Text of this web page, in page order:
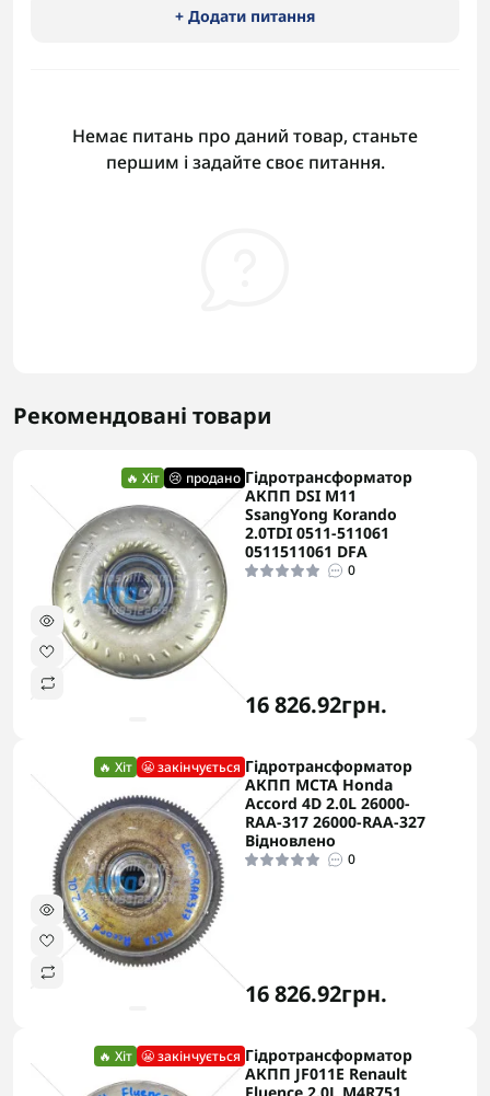
+ Додати питання
Немає питань про даний товар, станьте
першим і задайте своє питання.
Рекомендовані товари
🔥 Хіт 😢 продано Гідротрансформатор
АКПП DSI M11
SsangYong Korando
2.0TDI 0511-511061
0511511061 DFA
0
16 826.92грн.
🔥 Хіт 😬 закінчується Гідротрансформатор
АКПП MCTA Honda
Accord 4D 2.0L 26000-
RAA-317 26000-RAA-327
Відновлено
0
16 826.92грн.
🔥 Хіт 😬 закінчується Гідротрансформатор
АКПП JF011E Renault